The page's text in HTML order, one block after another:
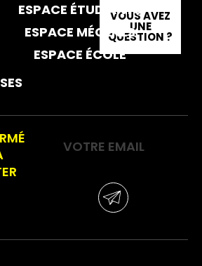
ESPACE ÉTUDIANTS
ESPACE MÉCÈNES
ESPACE ÉCOLE
VOUS AVEZ
UNE
QUESTION ?